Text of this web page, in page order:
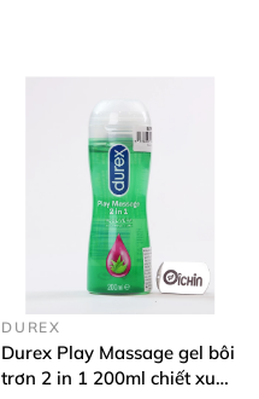
DUREX
Durex Play Massage gel bôi
trơn 2 in 1 200ml chiết xuất